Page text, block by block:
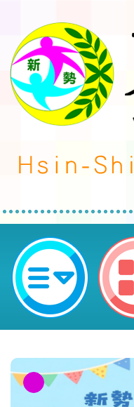
「本市113年
桃園市平鎮區